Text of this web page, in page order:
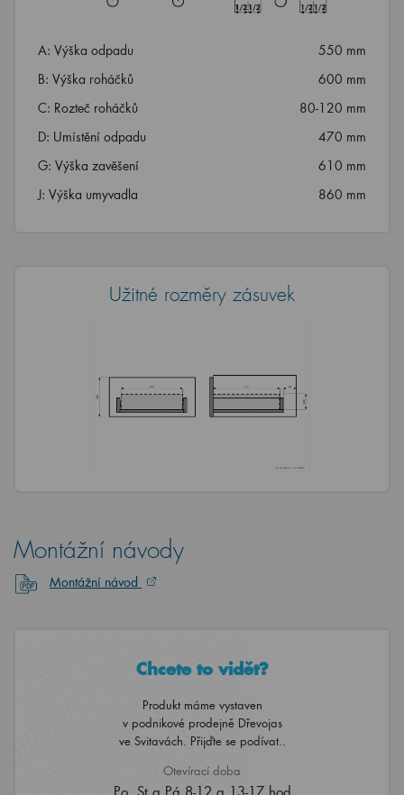
A: Výška odpadu
550 mm
B: Výška roháčků
600 mm
C: Rozteč roháčků
80-120 mm
D: Umístění odpadu
470 mm
G: Výška zavěšení
610 mm
J: Výška umyvadla
860 mm
Užitné rozměry zásuvek
Montážní návody
Montážní návod
Chcete to vidět?
Produkt máme vystaven
v podnikové prodejně Dřevojas
ve Svitavách. Přijďte se podívat..
Otevírací doba